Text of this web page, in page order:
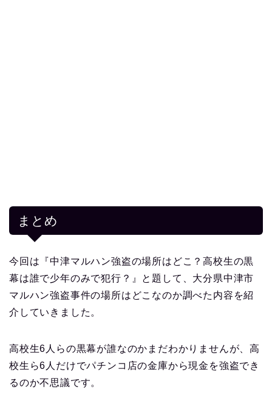
まとめ
今回は『中津マルハン強盗の場所はどこ？高校生の黒
幕は誰で少年のみで犯行？』と題して、大分県中津市
マルハン強盗事件の場所はどこなのか調べた内容を紹
介していきました。
高校生6人らの黒幕が誰なのかまだわかりませんが、高
校生ら6人だけでパチンコ店の金庫から現金を強盗でき
るのか不思議です。